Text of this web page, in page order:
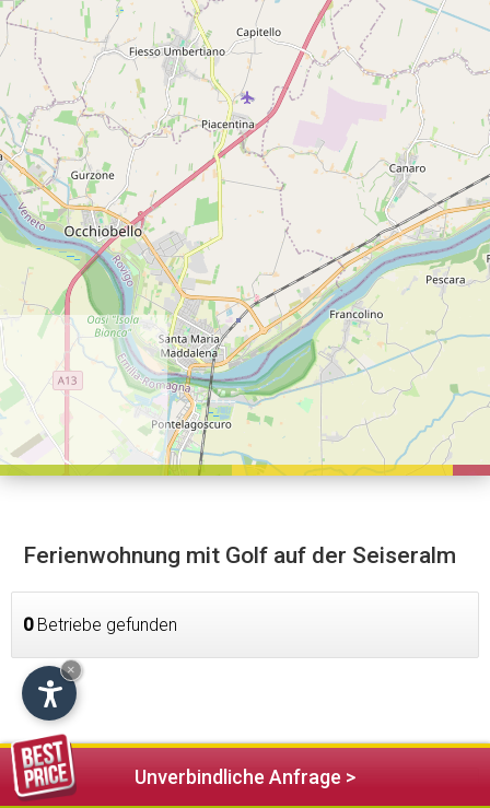
Ferienwohnung mit Golf auf der Seiseralm
0Betriebe gefunden
Unverbindliche Anfrage >
×